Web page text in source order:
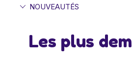
NOUVEAUTÉS
Les plus